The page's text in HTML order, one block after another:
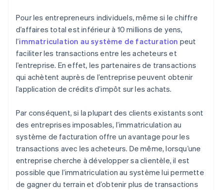
Pour les entrepreneurs individuels, même si le chiffre
d’affaires total est inférieur à 10 millions de yens,
l’immatriculation au système de facturation peut
faciliter les transactions entre les acheteurs et
l’entreprise. En effet, les partenaires de transactions
qui achètent auprès de l’entreprise peuvent obtenir
l’application de crédits d’impôt sur les achats.
Par conséquent, si la plupart des clients existants sont
des entreprises imposables, l’immatriculation au
système de facturation offre un avantage pour les
transactions avec les acheteurs. De même, lorsqu’une
entreprise cherche à développer sa clientèle, il est
possible que l’immatriculation au système lui permette
de gagner du terrain et d’obtenir plus de transactions